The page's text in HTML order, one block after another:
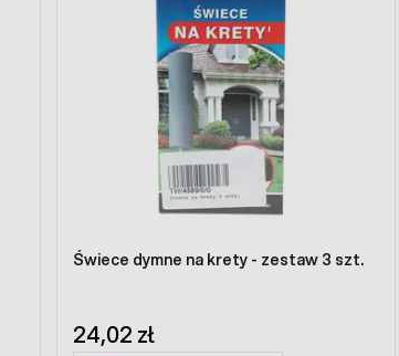
Świece dymne na krety - zestaw 3 szt.
24,02 zł